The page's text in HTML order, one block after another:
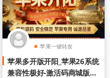
苹果一键转发
苹果TF微信多开
苹果多开版开阳_苹果26系统
兼容性极好-激活码商城版本